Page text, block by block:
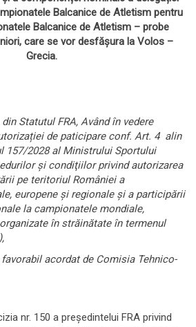
Balcanice de Atletism pentru
Balcanice de Atletism – probe
care se vor desfășura la Volos –
Grecia.
Statutul FRA, Având în vedere
de paticipare conf. Art. 4 alin
157/2028 al Ministrului Sportului
şi condiţiilor privind autorizarea
pe teritoriul României a
europene şi regionale şi a participării
la campionatele mondiale,
în străinătate în termenul
acordat de Comisia Tehnico-
nr. 150 a președintelui FRA privind